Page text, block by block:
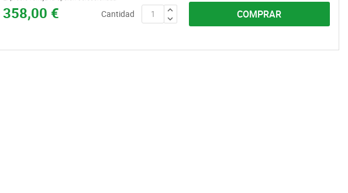
358,00 € Cantidad COMPRAR